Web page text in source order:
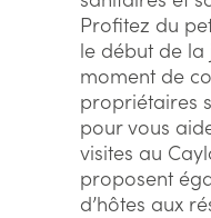
Profitez du
le début de la
moment de
propriétaires
pour vous
visites au
proposent
d’hôtes aux